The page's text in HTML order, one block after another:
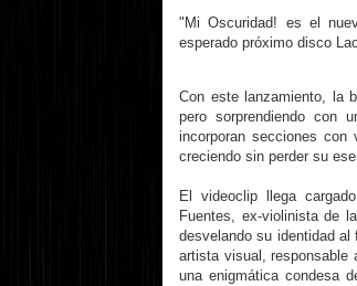
"Mi Oscuridad! es el
esperado próximo disco
Con este lanzamiento, la
pero sorprendiendo con
incorporan secciones con
creciendo sin perder su
El videoclip llega
Fuentes, ex-violinista de
desvelando su identidad
artista visual, responsable
una enigmática condesa